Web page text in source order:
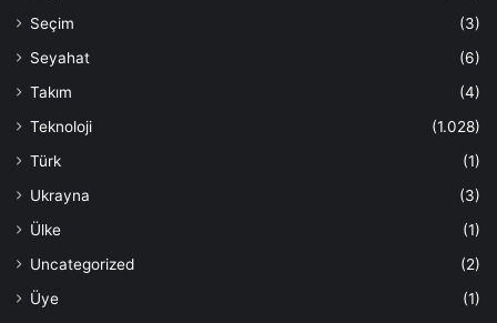
Seçim
(3)
Seyahat
(6)
Takım
(4)
Teknoloji
(1.028)
Türk
(1)
Ukrayna
(3)
Ülke
(1)
Uncategorized
(2)
Üye
(1)